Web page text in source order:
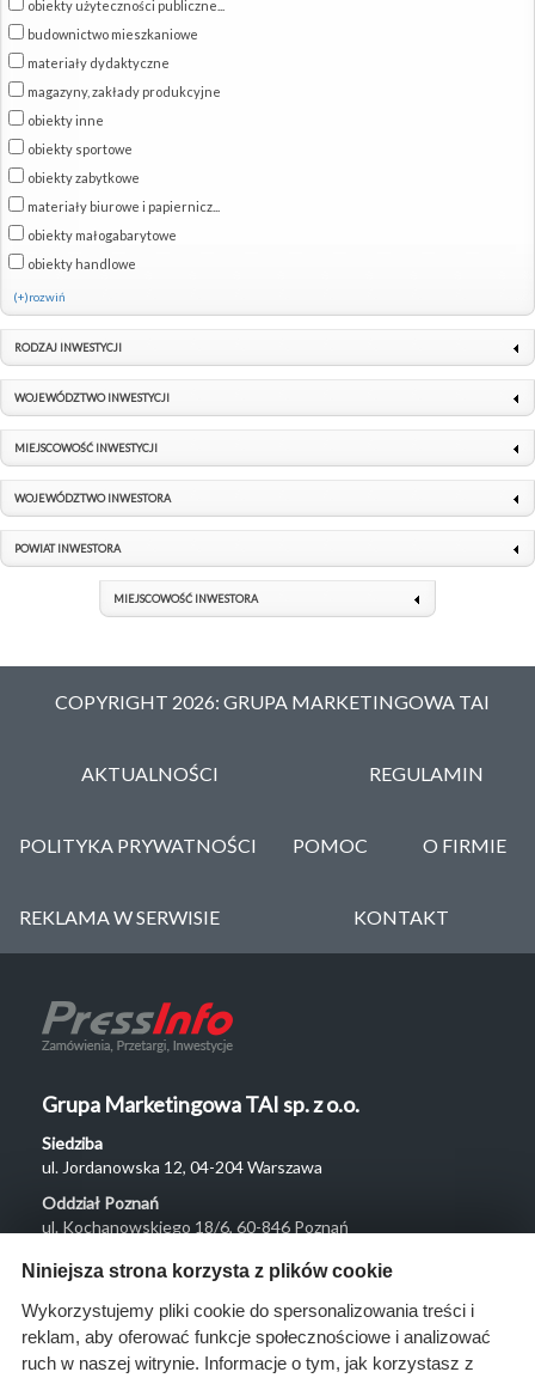
obiekty użyteczności publiczne...
budownictwo mieszkaniowe
materiały dydaktyczne
magazyny, zakłady produkcyjne
obiekty inne
obiekty sportowe
obiekty zabytkowe
materiały biurowe i papiernicz...
obiekty małogabarytowe
obiekty handlowe
(+)rozwiń
RODZAJ INWESTYCJI
WOJEWÓDZTWO INWESTYCJI
MIEJSCOWOŚĆ INWESTYCJI
WOJEWÓDZTWO INWESTORA
POWIAT INWESTORA
MIEJSCOWOŚĆ INWESTORA
COPYRIGHT 2026: GRUPA MARKETINGOWA TAI
AKTUALNOŚCI REGULAMIN
POLITYKA PRYWATNOŚCI POMOC O FIRMIE
REKLAMA W SERWISIE KONTAKT
Grupa Marketingowa TAI sp. z o.o.
Siedziba
ul. Jordanowska 12, 04-204 Warszawa
Oddział Poznań
ul. Kochanowskiego 18/6, 60-846 Poznań
Menu
O nas
Rozwiązania
Niniejsza strona korzysta z plików cookie
Wykorzystujemy pliki cookie do spersonalizowania treści i
reklam, aby oferować funkcje społecznościowe i analizować
ruch w naszej witrynie. Informacje o tym, jak korzystasz z